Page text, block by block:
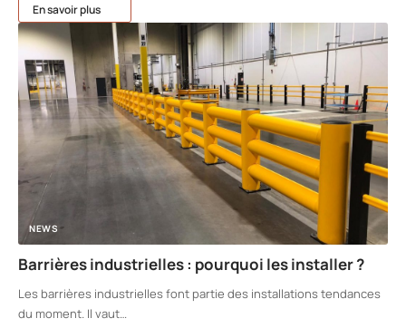
En savoir plus
NEWS
Barrières industrielles : pourquoi les installer ?
Les barrières industrielles font partie des installations tendances
du moment. Il vaut…